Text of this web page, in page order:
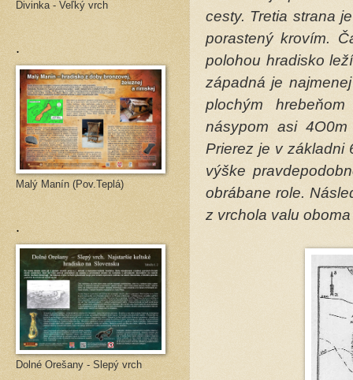
cesty. Tretia strana
porastený krovím.
polohou hradisko
západná je
plochým
násypom asi
Prierez je v základni
výške
obrábane role.
z vrchola valu
Divinka - Veľký vrch
.
Malý Manín (Pov.Teplá)
.
Dolné Orešany - Slepý vrch